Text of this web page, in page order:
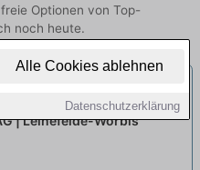
Alle Cookies ablehnen
Datenschutzerklärung
Optionen von Top-
noch heute.
im Streckennetz
| Leinefelde-Worbis